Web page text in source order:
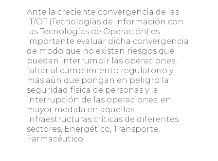
Ante la creciente convergencia de las
IT/OT (Tecnologías de Información con
las Tecnologías de Operación) es
importante evaluar dicha convergencia
de modo que no existan riesgos que
puedan interrumpir las operaciones,
faltar al cumplimiento regulatorio y
más aún que pongan en peligro la
seguridad física de personas y la
interrupción de las operaciones, en
mayor medida en aquellas
infraestructuras críticas de diferentes
sectores, Energético, Transporte,
Farmacéutico.